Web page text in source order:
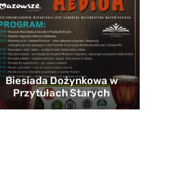
Biesiada Dożynkowa w
Przytułach Starych